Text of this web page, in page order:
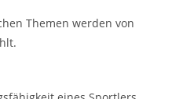
Themen werden von